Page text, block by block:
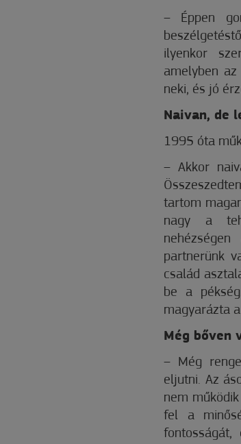
– Éppen
ilyenkor
amelyben
neki, és jó
Naivan, de
1995 óta
– Akkor
tartom
nagy a
partnerünk
család
be a
magyarázta
Még bőven
– Még
eljutni. Az
nem
fel a